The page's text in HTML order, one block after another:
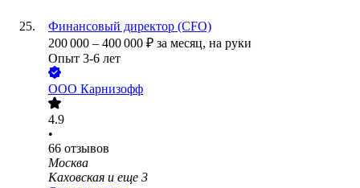
Финансовый директор (CFO)
200 000 – 400 000 ₽ за месяц, на руки
Опыт 3-6 лет
ООО Карнизофф
4.9
•
66 отзывов
Москва
Каховская и еще 3